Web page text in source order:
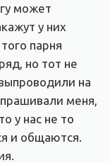
может
у них
парня
но тот не
на
меня,
у нас не то
и общаются.